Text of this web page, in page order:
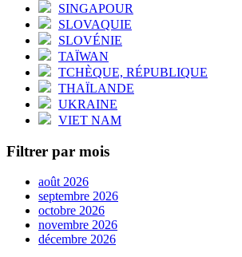
SINGAPOUR
SLOVAQUIE
SLOVÉNIE
TAÏWAN
TCHÈQUE, RÉPUBLIQUE
THAÏLANDE
UKRAINE
VIET NAM
Filtrer par mois
août 2026
septembre 2026
octobre 2026
novembre 2026
décembre 2026